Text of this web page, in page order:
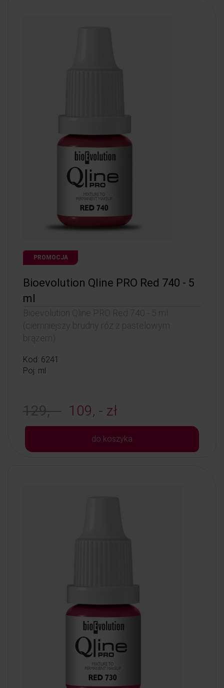
PROMOCJA
Bioevolution Qline PRO Red 740 - 5
ml
Bioevolution Qline PRO Red 740 - 5 ml
(ciemniejszy brudny róż z pastelowym
brązem)
Kod: 6241
Poj: ml
129, - 109, - zł
do koszyka